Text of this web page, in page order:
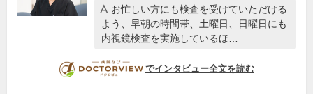
お忙しい方にも検査を受けていただける
よう、早朝の時間帯、土曜日、日曜日にも
内視鏡検査を実施しているほ…
DOCTORVIEW
でインタビュー全文を読む